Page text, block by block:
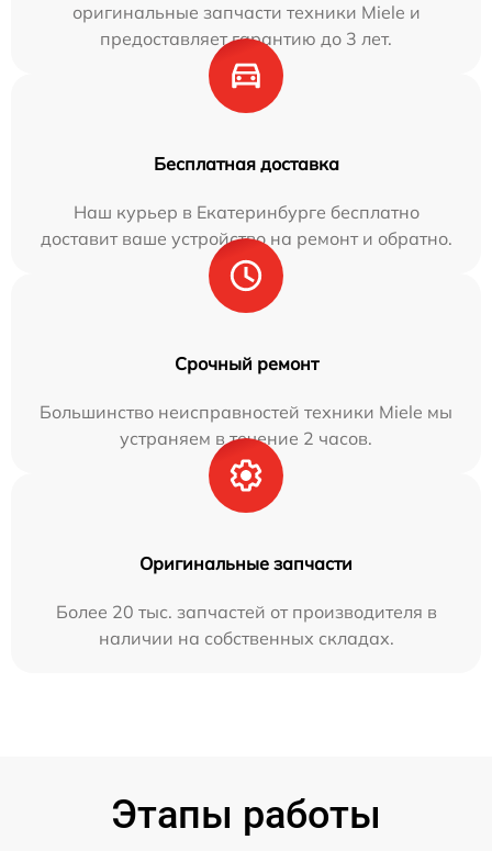
оригинальные запчасти техники Miele и
предоставляет гарантию до 3 лет.
Бесплатная доставка
Наш курьер в Екатеринбурге бесплатно
доставит ваше устройство на ремонт и обратно.
Срочный ремонт
Большинство неисправностей техники Miele мы
устраняем в течение 2 часов.
Оригинальные запчасти
Более 20 тыс. запчастей от производителя в
наличии на собственных складах.
Этапы работы